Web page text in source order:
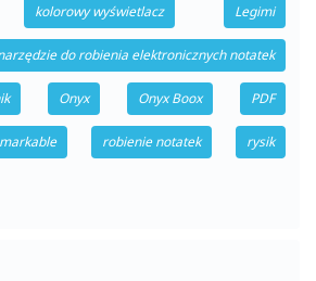
kolorowy wyświetlacz Legimi
do robienia elektronicznych notatek
Onyx Onyx Boox PDF
robienie notatek rysik